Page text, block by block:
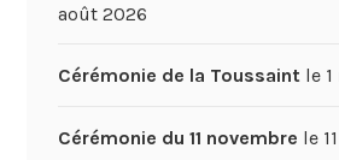
août 2026
Cérémonie de la Toussaintle 1
Cérémonie du 11 novembre le